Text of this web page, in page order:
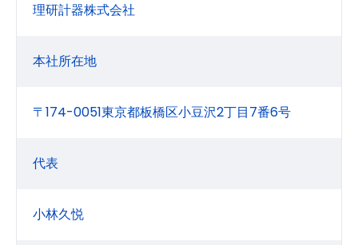
理研計器株式会社
本社所在地
〒174-0051東京都板橋区小豆沢2丁目7番6号
代表
小林久悦